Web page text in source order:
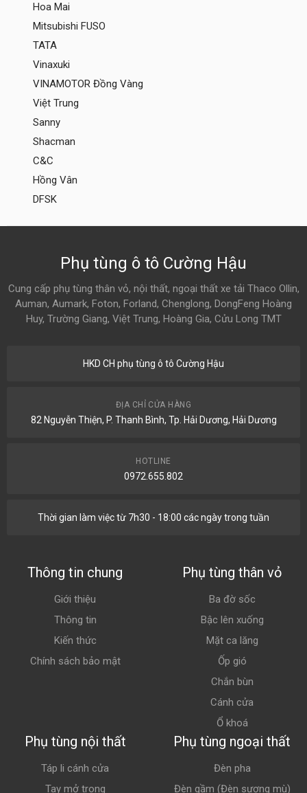
Hoa Mai
Mitsubishi FUSO
TATA
Vinaxuki
VINAMOTOR Đồng Vàng
Việt Trung
Sanny
Shacman
C&C
Hồng Vân
DFSK
Phụ tùng ô tô Cường Hậu
Cung cấp phụ tùng thân vỏ, nội thất, ngoại thất xe tải Thaco Ollin,
Auman, Aumark, Foton, Forland, Chenglong, DongFeng Hoàng
Huy, Trường Giang, Việt Trung, Hoàng Gia, Cửu Long TMT
HKD CH phụ tùng ô tô Cường Hậu
ĐỊA CHỈ CỬA HÀNG
82 Nguyễn Thiện, P. Thanh Bình, Tp. Hải Dương, Hải Dương
HOTLINE
0972.655.802
Thời gian làm việc từ 7h30 - 18:00 các ngày trong tuần
Thông tin chung
Giới thiệu
Thông tin
Kiến thức
Chính sách bảo mật
Phụ tùng thân vỏ
Ba đờ sốc
Bậc lên xuống
Mặt ca lăng
Ốp gió
Chắn bùn
Cánh cửa
Ổ khoá
Phụ tùng nội thất
Táp li cánh cửa
Tay mở trong
Phụ tùng ngoại thất
Đèn pha
Đèn gầm (Đèn sương mù)